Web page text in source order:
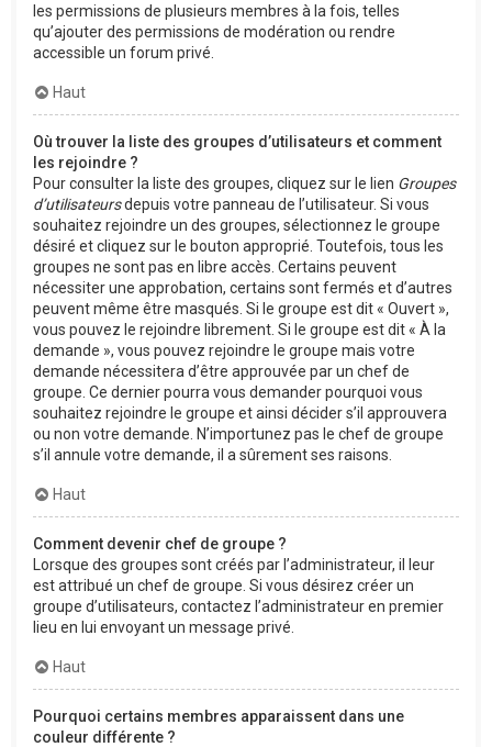
les permissions de plusieurs membres à la fois, telles
qu’ajouter des permissions de modération ou rendre
accessible un forum privé.
Haut
Où trouver la liste des groupes d’utilisateurs et comment
les rejoindre ?
Pour consulter la liste des groupes, cliquez sur le lien Groupes
d’utilisateursdepuis votre panneau de l’utilisateur. Si vous
souhaitez rejoindre un des groupes, sélectionnez le groupe
désiré et cliquez sur le bouton approprié. Toutefois, tous les
groupes ne sont pas en libre accès. Certains peuvent
nécessiter une approbation, certains sont fermés et d’autres
peuvent même être masqués. Si le groupe est dit « Ouvert »,
vous pouvez le rejoindre librement. Si le groupe est dit « À la
demande », vous pouvez rejoindre le groupe mais votre
demande nécessitera d’être approuvée par un chef de
groupe. Ce dernier pourra vous demander pourquoi vous
souhaitez rejoindre le groupe et ainsi décider s’il approuvera
ou non votre demande. N’importunez pas le chef de groupe
s’il annule votre demande, il a sûrement ses raisons.
Haut
Comment devenir chef de groupe ?
Lorsque des groupes sont créés par l’administrateur, il leur
est attribué un chef de groupe. Si vous désirez créer un
groupe d’utilisateurs, contactez l’administrateur en premier
lieu en lui envoyant un message privé.
Haut
Pourquoi certains membres apparaissent dans une
couleur différente ?